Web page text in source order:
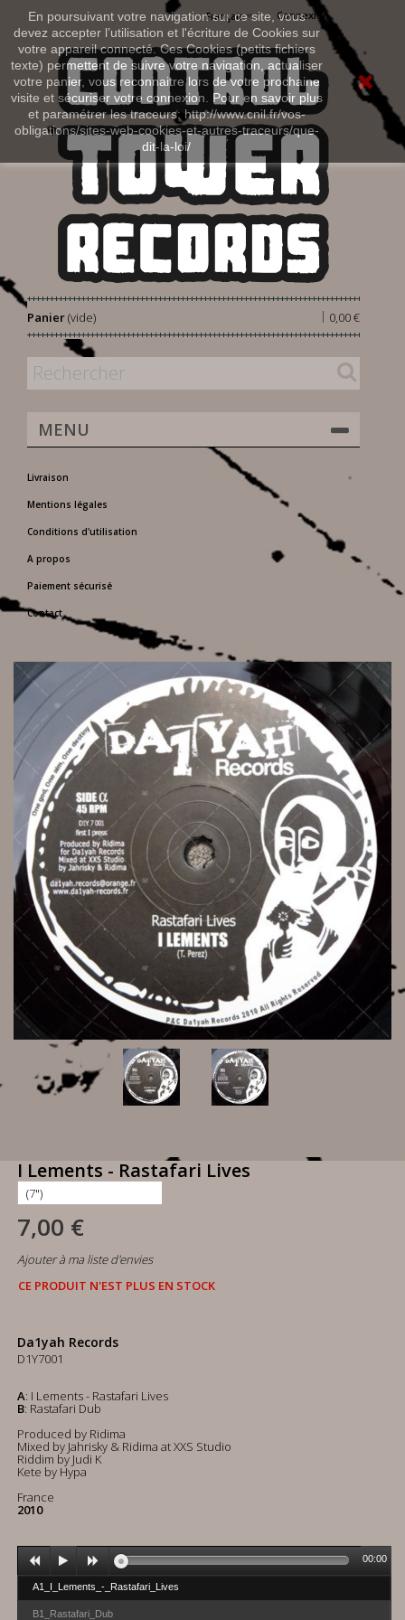
En poursuivant votre navigation sur ce site, vous
devez accepter l’utilisation et l'écriture de Cookies sur
votre appareil connecté. Ces Cookies (petits fichiers
texte) permettent de suivre votre navigation, actualiser
votre panier, vous reconnaitre lors de votre prochaine
visite et sécuriser votre connexion. Pour en savoir plus
et paramétrer les traceurs: http://www.cnil.fr/vos-
obligations/sites-web-cookies-et-autres-traceurs/que-
dit-la-loi/
Connexion
Français
Panier 0,00 €
|
(vide)
MENU
Livraison
Mentions légales
Conditions d'utilisation
A propos
Paiement sécurisé
Contact
I Lements - Rastafari Lives
7,00 €
Ajouter à ma liste d'envies
CE PRODUIT N'EST PLUS EN STOCK
Da1yah Records
D1Y7001
A: I Lements - Rastafari Lives
B: Rastafari Dub
Produced by Ridima
Mixed by Jahrisky & Ridima at XXS Studio
Riddim by Judi K
Kete by Hypa
France
2010
A1_I_Lements_-_Rastafari_Lives
B1_Rastafari_Dub
00:00